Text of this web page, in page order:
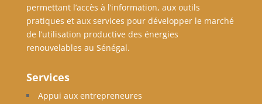
permettant l’accès à l’information, aux outils
pratiques et aux services pour développer le marché
de l’utilisation productive des énergies
renouvelables au Sénégal.
Services
Appui aux entrepreneures